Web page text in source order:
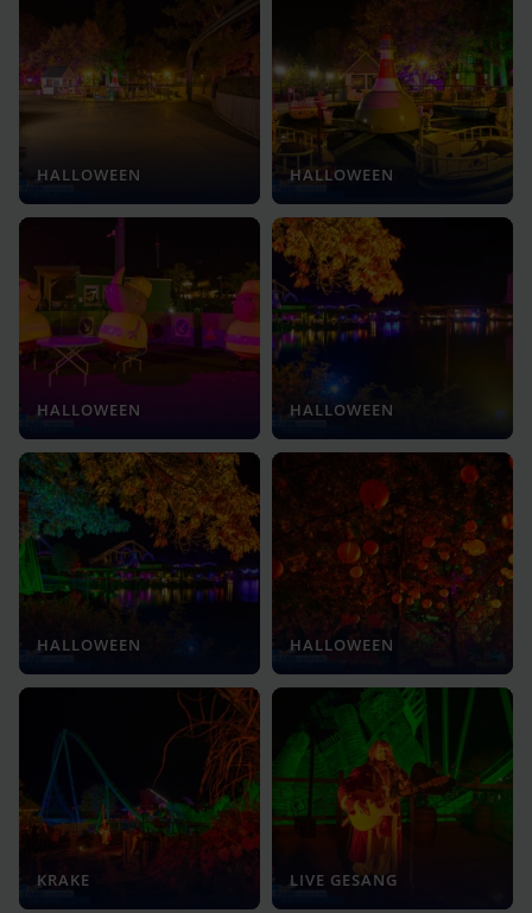
HALLOWEEN HALLOWEEN
HALLOWEEN HALLOWEEN
HALLOWEEN HALLOWEEN
KRAKE LIVE GESANG